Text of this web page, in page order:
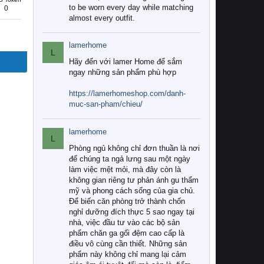
0
to be worn every day while matching
almost every outfit.
L
lamerhome
Hãy đến với lamer Home để sắm
ngay những sản phẩm phù hợp
https://lamerhomeshop.com/danh-
muc-san-pham/chieu/
L
lamerhome
Phòng ngủ không chỉ đơn thuần là nơi
để chúng ta ngả lưng sau một ngày
làm việc mệt mỏi, mà đây còn là
không gian riêng tư phản ánh gu thẩm
mỹ và phong cách sống của gia chủ.
Để biến căn phòng trở thành chốn
nghỉ dưỡng đích thực 5 sao ngay tại
nhà, việc đầu tư vào các bộ sản
phẩm chăn ga gối đệm cao cấp là
điều vô cùng cần thiết. Những sản
phẩm này không chỉ mang lại cảm